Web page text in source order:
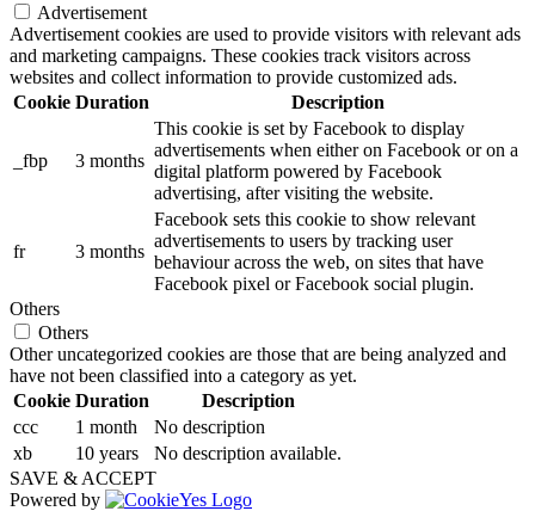
Advertisement
Advertisement cookies are used to provide visitors with relevant ads
and marketing campaigns. These cookies track visitors across
websites and collect information to provide customized ads.
Cookie Duration Description
_fbp 3 months
This cookie is set by Facebook to display
advertisements when either on Facebook or on a
digital platform powered by Facebook
advertising, after visiting the website.
fr 3 months
Facebook sets this cookie to show relevant
advertisements to users by tracking user
behaviour across the web, on sites that have
Facebook pixel or Facebook social plugin.
Others
Others
Other uncategorized cookies are those that are being analyzed and
have not been classified into a category as yet.
Cookie Duration
Description
ccc
1 month
No description
xb
10 years
No description available.
SAVE & ACCEPT
Powered by